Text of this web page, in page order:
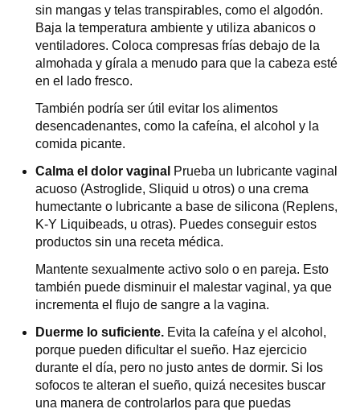
sin mangas y telas transpirables, como el algodón.
Baja la temperatura ambiente y utiliza abanicos o
ventiladores. Coloca compresas frías debajo de la
almohada y gírala a menudo para que la cabeza esté
en el lado fresco.
También podría ser útil evitar los alimentos
desencadenantes, como la cafeína, el alcohol y la
comida picante.
Calma el dolor vaginal Prueba un lubricante vaginal
acuoso (Astroglide, Sliquid u otros) o una crema
humectante o lubricante a base de silicona (Replens,
K-Y Liquibeads, u otras). Puedes conseguir estos
productos sin una receta médica.
Mantente sexualmente activo solo o en pareja. Esto
también puede disminuir el malestar vaginal, ya que
incrementa el flujo de sangre a la vagina.
Duerme lo suficiente. Evita la cafeína y el alcohol,
porque pueden dificultar el sueño. Haz ejercicio
durante el día, pero no justo antes de dormir. Si los
sofocos te alteran el sueño, quizá necesites buscar
una manera de controlarlos para que puedas